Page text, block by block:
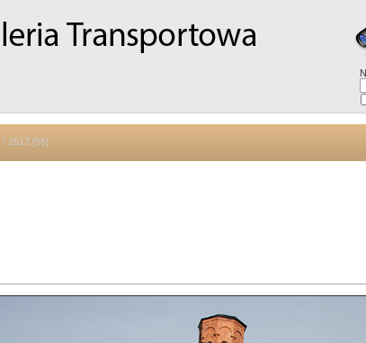
/ 2613 [55]